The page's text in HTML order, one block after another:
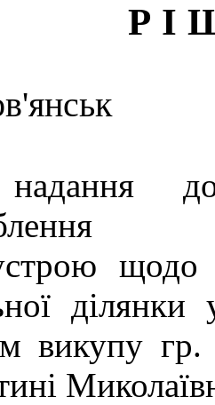
щодо
ділянки
викупу гр.